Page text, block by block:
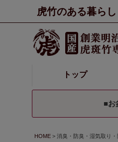
虎竹のある暮らし
トップ
■お
HOME 消臭・防臭・湿気取り・